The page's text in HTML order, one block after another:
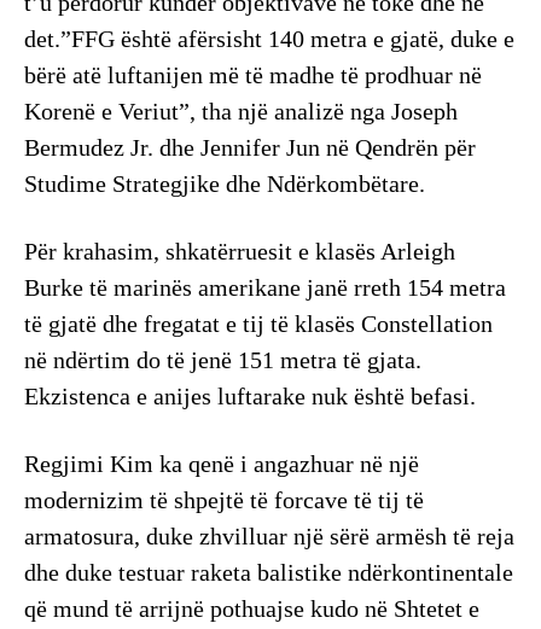
det.”FFG është afërsisht 140 metra e gjatë, duke e
bërë atë luftanijen më të madhe të prodhuar në
Korenë e Veriut”, tha një analizë nga Joseph
Bermudez Jr. dhe Jennifer Jun në Qendrën për
Studime Strategjike dhe Ndërkombëtare.
Për krahasim, shkatërruesit e klasës Arleigh
Burke të marinës amerikane janë rreth 154 metra
të gjatë dhe fregatat e tij të klasës Constellation
në ndërtim do të jenë 151 metra të gjata.
Ekzistenca e anijes luftarake nuk është befasi.
Regjimi Kim ka qenë i angazhuar në një
modernizim të shpejtë të forcave të tij të
armatosura, duke zhvilluar një sërë armësh të reja
dhe duke testuar raketa balistike ndërkontinentale
që mund të arrijnë pothuajse kudo në Shtetet e